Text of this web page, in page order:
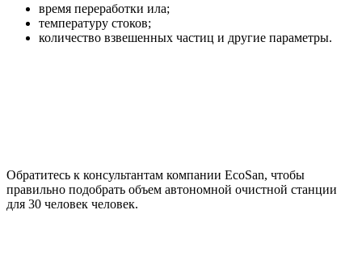
время переработки ила;
температуру стоков;
количество взвешенных частиц и другие параметры.
Обратитесь к консультантам компании EcoSan, чтобы
правильно подобрать объем автономной очистной станции
для 30 человек человек.